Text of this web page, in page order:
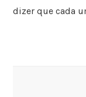
dizer que cada